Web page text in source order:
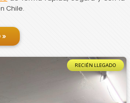
Chile.
»
RECIÉN LLEGADO